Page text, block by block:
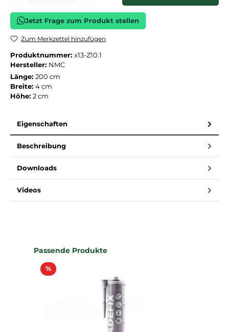
Jetzt Frage zum Produkt stellen
Zum Merkzettel hinzufügen
Produktnummer: x13-Z10.1
Hersteller: NMC
Länge: 200 cm
Breite: 4 cm
Höhe: 2 cm
Eigenschaften
Beschreibung
Downloads
Videos
Produktgalerie überspringen
Passende Produkte
%Rabatt